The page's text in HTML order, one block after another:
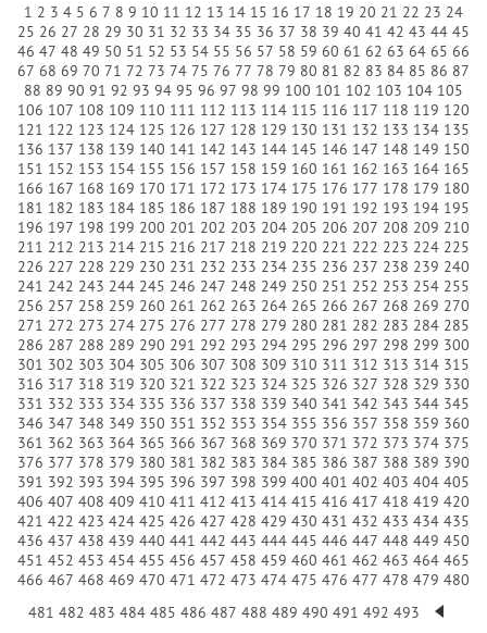
1 2 3 4 5 6 7 8 9 10 11 12 13 14 15 16 17 18 19 20 21 22 23 24
25 26 27 28 29 30 31 32 33 34 35 36 37 38 39 40 41 42 43 44 45
46 47 48 49 50 51 52 53 54 55 56 57 58 59 60 61 62 63 64 65 66
67 68 69 70 71 72 73 74 75 76 77 78 79 80 81 82 83 84 85 86 87
88 89 90 91 92 93 94 95 96 97 98 99 100 101 102 103 104 105
106 107 108 109 110 111 112 113 114 115 116 117 118 119 120
121 122 123 124 125 126 127 128 129 130 131 132 133 134 135
136 137 138 139 140 141 142 143 144 145 146 147 148 149 150
151 152 153 154 155 156 157 158 159 160 161 162 163 164 165
166 167 168 169 170 171 172 173 174 175 176 177 178 179 180
181 182 183 184 185 186 187 188 189 190 191 192 193 194 195
196 197 198 199 200 201 202 203 204 205 206 207 208 209 210
211 212 213 214 215 216 217 218 219 220 221 222 223 224 225
226 227 228 229 230 231 232 233 234 235 236 237 238 239 240
241 242 243 244 245 246 247 248 249 250 251 252 253 254 255
256 257 258 259 260 261 262 263 264 265 266 267 268 269 270
271 272 273 274 275 276 277 278 279 280 281 282 283 284 285
286 287 288 289 290 291 292 293 294 295 296 297 298 299 300
301 302 303 304 305 306 307 308 309 310 311 312 313 314 315
316 317 318 319 320 321 322 323 324 325 326 327 328 329 330
331 332 333 334 335 336 337 338 339 340 341 342 343 344 345
346 347 348 349 350 351 352 353 354 355 356 357 358 359 360
361 362 363 364 365 366 367 368 369 370 371 372 373 374 375
376 377 378 379 380 381 382 383 384 385 386 387 388 389 390
391 392 393 394 395 396 397 398 399 400 401 402 403 404 405
406 407 408 409 410 411 412 413 414 415 416 417 418 419 420
421 422 423 424 425 426 427 428 429 430 431 432 433 434 435
436 437 438 439 440 441 442 443 444 445 446 447 448 449 450
451 452 453 454 455 456 457 458 459 460 461 462 463 464 465
466 467 468 469 470 471 472 473 474 475 476 477 478 479 480
481 482 483 484 485 486 487 488 489 490 491 492 493